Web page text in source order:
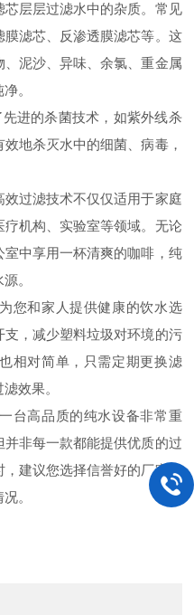
层层过滤水中的杂质。常见
滤芯、反渗透膜滤芯等。这
泥沙、异味、余氯、重金属
。
进的杀菌技术，如紫外线杀
地杀灭水中的细菌、病毒，
过滤技术不仅仅适用于家庭
机构、实验室等领域。无论
中享用一杯清爽的咖啡，纯
。
和家人提供健康的饮水选
，减少塑料垃圾对环境的污
相对简单，只需定期更换滤
效果。
高品质的纯水设备非常重
非每一款都能提供优质的过
建议您选择信誉好的厂家，
。